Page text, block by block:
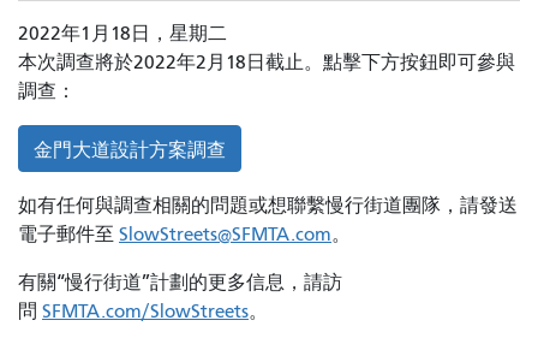
2022年1月18日，星期二
本次調查將於2022年2月18日截止。點擊下方按鈕即可參與
調查：
金門大道設計方案調查
如有任何與調查相關的問題或想聯繫慢行街道團隊，請發送
電子郵件至 SlowStreets@SFMTA.com。
有關“慢行街道”計劃的更多信息，請訪
問 SFMTA.com/SlowStreets。